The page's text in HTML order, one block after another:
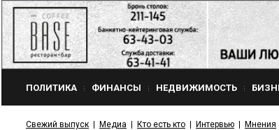
ПОЛИТИКА ФИНАНСЫ НЕДВИЖИМОСТЬ
Свежий выпуск Медиа Кто есть кто Интервью Мнения